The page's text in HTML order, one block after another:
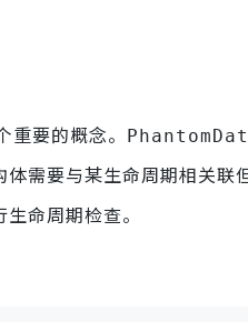
要的概念。
需要与某生命周期相关联
命周期检查。